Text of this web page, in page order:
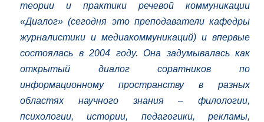
теории и практики речевой коммуникации
«Диалог» (сегодня это преподаватели кафедры
журналистики и медиакоммуникаций) и впервые
состоялась в 2004 году. Она задумывалась как
открытый диалог соратников по
информационному пространству в разных
областях научного знания – филологии,
психологии, истории, педагогики, рекламы,